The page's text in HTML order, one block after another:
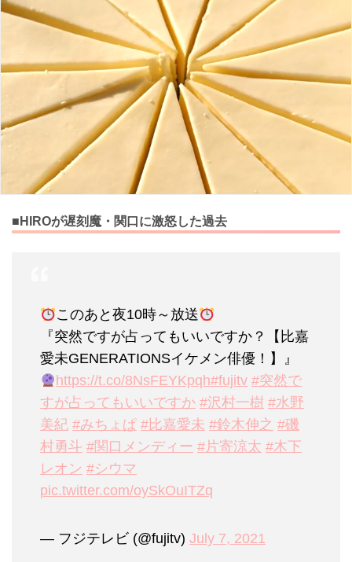
■HIROが遅刻魔・関口に激怒した過去
このあと夜10時～放送
『突然ですが占ってもいいですか？【比嘉
愛未GENERATIONSイケメン俳優！】』
https://t.co/8NsFEYKpqh#fujitv #突然で
すが占ってもいいですか #沢村一樹 #水野
美紀 #みちょぱ #比嘉愛未 #鈴木伸之 #磯
村勇斗 #関口メンディー #片寄涼太 #木下
レオン #シウマ
pic.twitter.com/oySkOuITZq
— フジテレビ (@fujitv) July 7, 2021